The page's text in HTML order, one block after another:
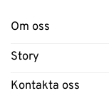
Om oss
Story
Kontakta oss